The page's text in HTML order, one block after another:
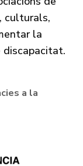
culturals,
la
discapacitat.
a la